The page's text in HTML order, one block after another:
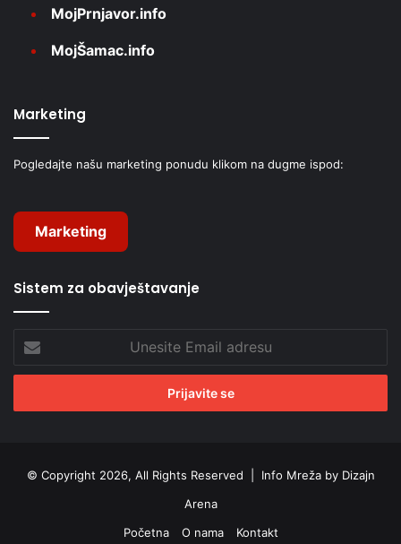
MojPrnjavor.info
MojŠamac.info
Marketing
Pogledajte našu marketing ponudu klikom na dugme ispod:
Marketing
Sistem za obavještavanje
Email
adresu
© Copyright 2026, All Rights Reserved | Info Mreža by Dizajn
Arena
Početna
O nama Kontakt